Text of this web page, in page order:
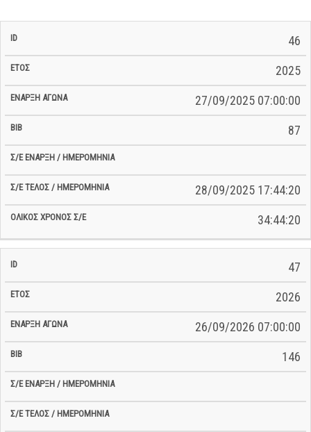
Αγώνα
Ημερομηνία
46
2025
27/09/2025 07:00:00
87
28/09/2025 17:44:20
34:44:20
47
2026
26/09/2026 07:00:00
146